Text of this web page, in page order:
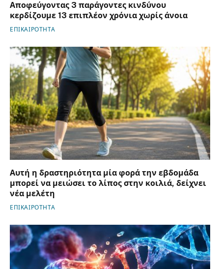
Αποφεύγοντας 3 παράγοντες κινδύνου
κερδίζουμε 13 επιπλέον χρόνια χωρίς άνοια
ΕΠΙΚΑΙΡΟΤΗΤΑ
Αυτή η δραστηριότητα μία φορά την εβδομάδα
μπορεί να μειώσει το λίπος στην κοιλιά, δείχνει
νέα μελέτη
ΕΠΙΚΑΙΡΟΤΗΤΑ